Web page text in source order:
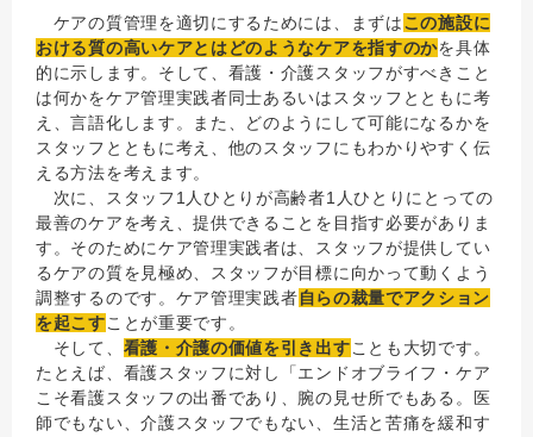
ケアの質管理を適切にするためには、まずはこの施設に
おける質の高いケアとはどのようなケアを指すのかを具体
的に示します。そして、看護・介護スタッフがすべきこと
は何かをケア管理実践者同士あるいはスタッフとともに考
え、言語化します。また、どのようにして可能になるかを
スタッフとともに考え、他のスタッフにもわかりやすく伝
える方法を考えます。
次に、スタッフ1人ひとりが高齢者1人ひとりにとっての
最善のケアを考え、提供できることを目指す必要がありま
す。そのためにケア管理実践者は、スタッフが提供してい
るケアの質を見極め、スタッフが目標に向かって動くよう
調整するのです。ケア管理実践者自らの裁量でアクション
を起こすことが重要です。
そして、 看護・介護の価値を引き出すことも大切です。
たとえば、看護スタッフに対し「エンドオブライフ・ケア
こそ看護スタッフの出番であり、腕の見せ所でもある。医
師でもない、介護スタッフでもない、生活と苦痛を緩和す